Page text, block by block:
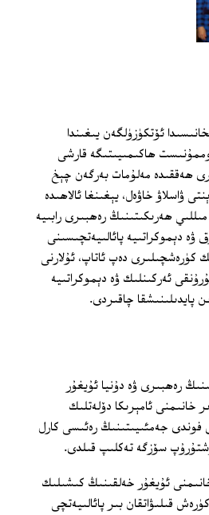
ئۆتكۈزۈلگەن يىغىندا
ھاكىمىيىتىگە قارشى
ھەققىدە مەلۇمات بەرگەن چېخ
ۋاسلاۋ خاۋەل، يېغىنغا ئالاھىدە
ھەرىكىتىنىڭ رەھبىرى رابىيە
ھوقۇق ۋە دېموكراتىيە پائالىيەتچىسىنى
كۈرەشچىلىرى دەپ ئاتاپ، ئۇلارنى
ئەركىنلىك ۋە دېموكراتىيە
پايدىلىنىشقا چاقىردى.
رەھبىرى ۋە دۇنيا ئۇيغۇر
خانىمنى ئامېرىكا دۆلەتلىك
جەمئىيىتىنىڭ رەئىسى كارل
سۆزگە تەكلىپ قىلدى.
ئۇيغۇر خەلقىنىڭ كىشىلىك
قىلىۋاتقان بىر پائالىيەتچى